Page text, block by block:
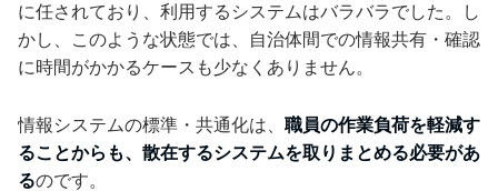
に任されており、利用するシステムはバラバラでした。し
かし、このような状態では、自治体間での情報共有・確認
に時間がかかるケースも少なくありません。
情報システムの標準・共通化は、 職員の作業負荷を軽減す
ることからも、散在するシステムを取りまとめる必要があ
るのです。